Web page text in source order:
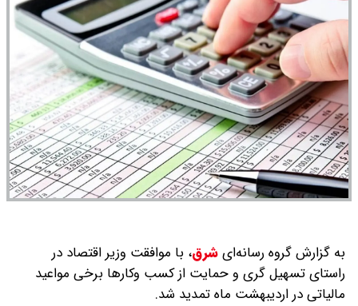
مرداد ۱۴۰۵ اعلام شد/ افزایش قیمت
سکه
با حکم پزشکیان، محسن رضایی دبیر
شد / تمام دبیران شعام + اینفوگرافی
به گزارش گروه رسانه‌ایشرق، با موافقت وزیر اقتصاد در
راستای تسهیل گری و حمایت از کسب وکارها برخی مواعید
مالیاتی در اردیبهشت ماه تمدید شد.